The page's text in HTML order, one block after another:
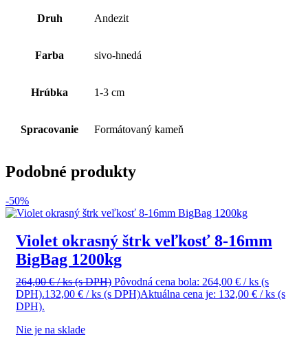
Druh Andezit
Farba sivo-hnedá
Hrúbka 1-3 cm
Spracovanie Formátovaný kameň
Podobné produkty
-50%
Violet okrasný štrk veľkosť 8-16mm
BigBag 1200kg
264,00€/ ks(s DPH) Pôvodná cena bola: 264,00 € / ks (s
DPH).132,00 € / ks (s DPH)Aktuálna cena je: 132,00 € / ks (s
DPH).
Nie je na sklade